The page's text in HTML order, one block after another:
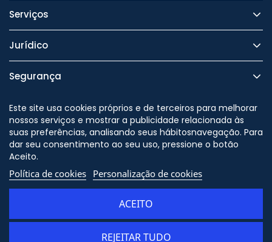
Serviços
Jurídico
Segurança
Este site usa cookies próprios e de terceiros para melhorar
nossos serviços e mostrar a publicidade relacionada às
suas preferências, analisando seus hábitosnavegação. Para
dar seu consentimento ao seu uso, pressione o botão
Aceito.
Política de cookies Personalização de cookies
REJEITAR TUDO
ACEITO
Nos siga no
B10982650 - Todos os direitos